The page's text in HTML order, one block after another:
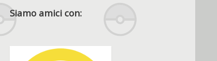
Siamo amici con: